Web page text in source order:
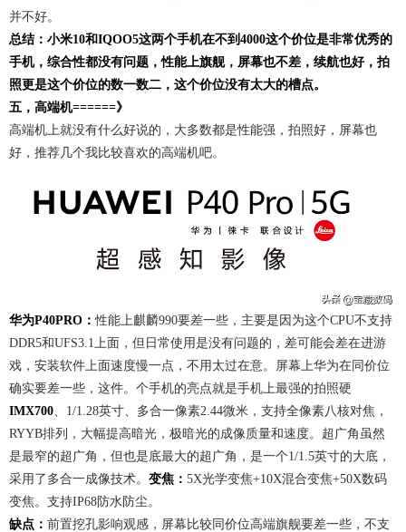
并不好。
总结：小米10和IQOO5这两个手机在不到4000这个价位是非常优秀的
手机，综合性都没有问题，性能上旗舰，屏幕也不差，续航也好，拍
照更是这个价位的数一数二，这个价位没有太大的槽点。
五，高端机======》
高端机上就没有什么好说的，大多数都是性能强，拍照好，屏幕也
好，推荐几个我比较喜欢的高端机吧。
华为P40PRO：性能上麒麟990要差一些，主要是因为这个CPU不支持
DDR5和UFS3.1上面，但日常使用是没有问题的，差可能会差在进游
戏，安装软件上面速度慢一点，不用太过在意。屏幕上华为在同价位
确实要差一些，这件。个手机的亮点就是手机上最强的拍照硬
IMX700 、1/1.28英寸、多合一像素2.44微米，支持全像素八核对焦，
RYYB排列，大幅提高暗光，极暗光的成像质量和速度。超广角虽然
是最窄的超广角，但也是底最大的超广角，是一个1/1.5英寸的大底，
采用了多合一成像技术。 变焦： 5X光学变焦+10X混合变焦+50X数码
变焦。支持IP68防水防尘。
缺点： 前置挖孔影响观感，屏幕比较同价位高端旗舰要差一些，不支